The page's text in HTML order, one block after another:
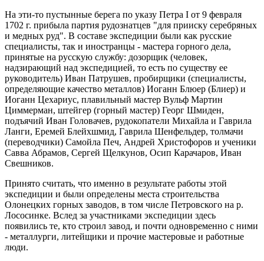
На эти-то пустынные берега по указу Петра I от 9 февраля
1702 г. прибыла партия рудознатцев "для прииску серебряных
и медных руд". В составе экспедиции были как русские
специалисты, так и иностранцы - мастера горного дела,
принятые на русскую службу: дозорщик (человек,
надзирающий над экспедицией, то есть по существу ее
руководитель) Иван Патрушев, пробирщики (специалисты,
определяющие качество металлов) Иоганн Блюер (Блиер) и
Иоганн Цехариус, плавильный мастер Вульф Мартин
Циммерман, штейгер (горный мастер) Георг Шмиден,
подъячий Иван Головачев, рудокопатели Михайла и Гаврила
Ланги, Еремей Блейхшмид, Гаврила Шенфельдер, толмачи
(переводчики) Самойла Печ, Андрей Христофоров и ученики
Савва Абрамов, Сергей Щелкунов, Осип Карачаров, Иван
Свешников.
Принято считать, что именно в результате работы этой
экспедиции и были определены места строительства
Олонецких горных заводов, в том числе Петровского на р.
Лососинке. Вслед за участниками экспедиции здесь
появились те, кто строил завод, и почти одновременно с ними
- металлурги, литейщики и прочие мастеровые и работные
люди.